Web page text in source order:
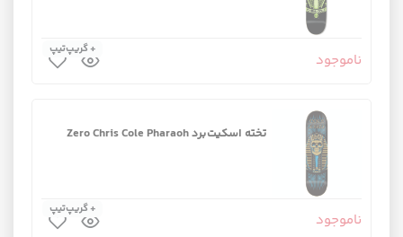
ناموجود
+ گریپ‌تیپ
تخته اسکیت‌برد Zero Chris Cole Pharaoh
ناموجود
+ گریپ‌تیپ